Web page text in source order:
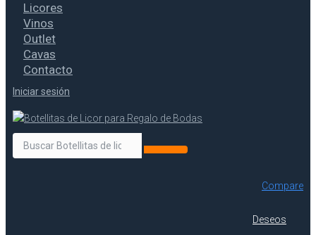
Licores
Vinos
Outlet
Cavas
Contacto
Iniciar sesión
Compare
Deseos